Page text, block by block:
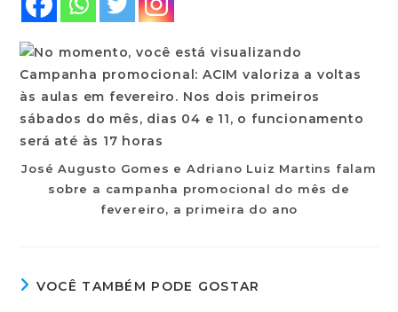
José Augusto Gomes e Adriano Luiz Martins falam
sobre a campanha promocional do mês de
fevereiro, a primeira do ano
VOCÊ TAMBÉM PODE GOSTAR